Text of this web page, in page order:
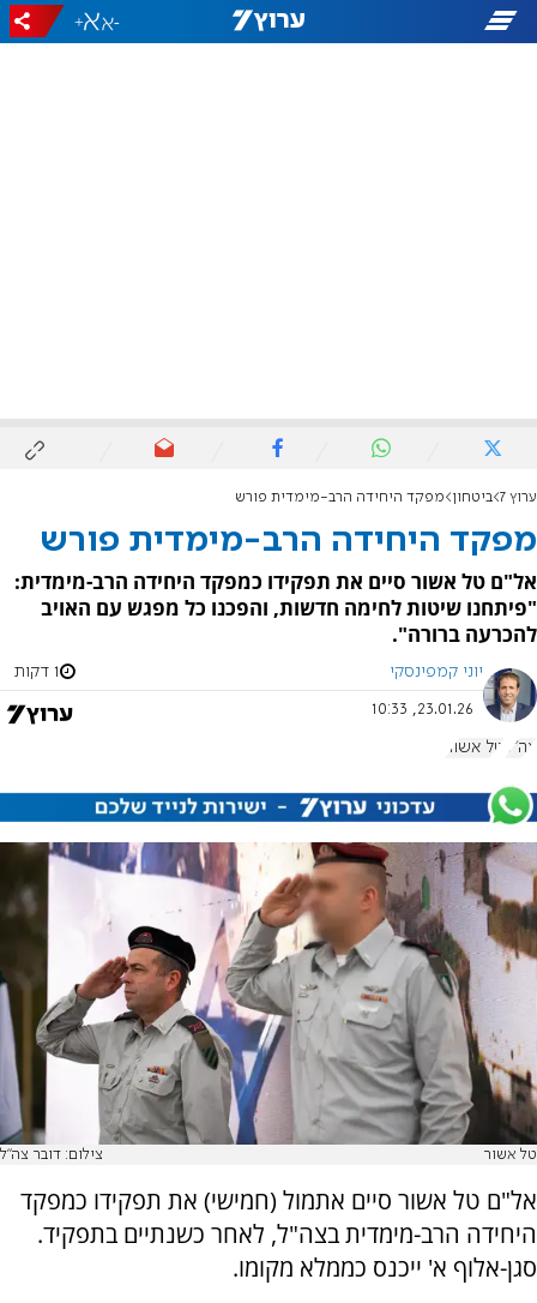
-
+
ערוץ 7 ביטחון מפקד היחידה הרב-מימדית פורש
מפקד היחידה הרב-מימדית פורש
אל"ם טל אשור סיים את תפקידו כמפקד היחידה הרב-מימדית:
"פיתחנו שיטות לחימה חדשות, והפכנו כל מפגש עם האויב
להכרעה ברורה".
יוני קמפינסקי 1 דקות
23.01.26, 10:33
צה"ל טל אשור
טל אשור צילום: דובר צה"ל
אל"ם טל אשור סיים אתמול (חמישי) את תפקידו כמפקד
היחידה הרב-מימדית בצה"ל, לאחר כשנתיים בתפקיד.
סגן-אלוף א' ייכנס כממלא מקומו.